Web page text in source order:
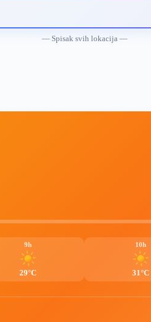
— Spisak svih lokacija —
9h
29°C
10h
31°C